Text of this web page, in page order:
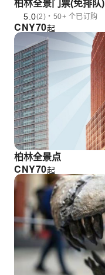
柏林全景门票(免排队)
5.0(2)・50+ 个已订购
CNY70起
柏林全景点
CNY70起